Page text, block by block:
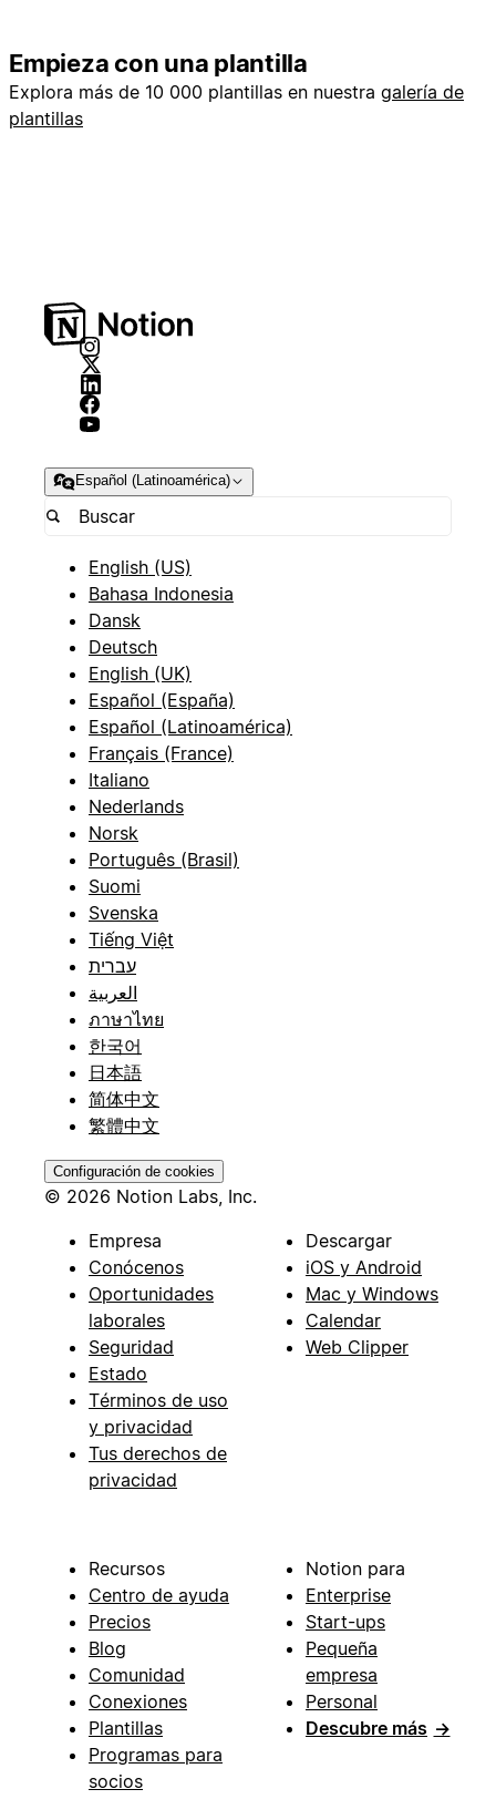
Empieza con una plantilla
Explora más de 10 000 plantillas en nuestra galería de
plantillas
Español (Latinoamérica)
English (US)
Bahasa Indonesia
Dansk
Deutsch
English (UK)
Español (España)
Español (Latinoamérica)
Français (France)
Italiano
Nederlands
Norsk
Português (Brasil)
Suomi
Svenska
Tiếng Việt
עברית
العربية
ภาษาไทย
한국어
日本語
简体中文
繁體中文
Configuración de cookies
© 2026 Notion Labs, Inc.
Empresa
Conócenos
Oportunidades
laborales
Seguridad
Estado
Términos de uso
y privacidad
Tus derechos de
privacidad
Descargar
iOS y Android
Mac y Windows
Calendar
Web Clipper
Recursos
Centro de ayuda
Precios
Blog
Comunidad
Conexiones
Plantillas
Programas para
socios
Notion para
Enterprise
Start-ups
Pequeña
empresa
Personal
Descubre más →